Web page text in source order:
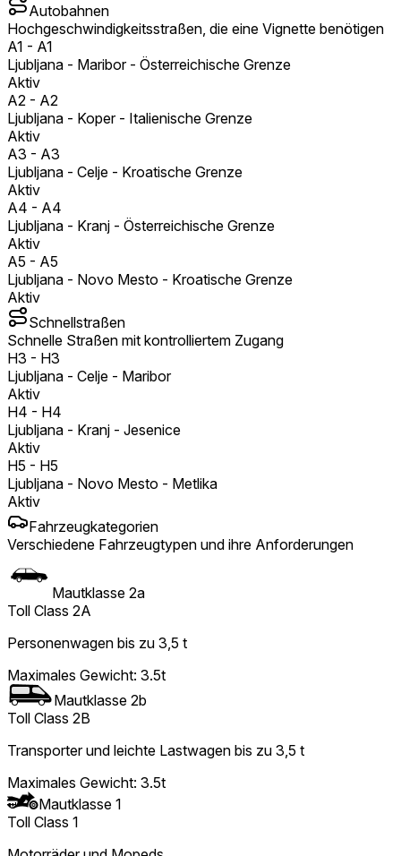
Autobahnen
Hochgeschwindigkeitsstraßen, die eine Vignette benötigen
A1 - A1
Ljubljana - Maribor - Österreichische Grenze
Aktiv
A2 - A2
Ljubljana - Koper - Italienische Grenze
Aktiv
A3 - A3
Ljubljana - Celje - Kroatische Grenze
Aktiv
A4 - A4
Ljubljana - Kranj - Österreichische Grenze
Aktiv
A5 - A5
Ljubljana - Novo Mesto - Kroatische Grenze
Aktiv
Schnellstraßen
Schnelle Straßen mit kontrolliertem Zugang
H3 - H3
Ljubljana - Celje - Maribor
Aktiv
H4 - H4
Ljubljana - Kranj - Jesenice
Aktiv
H5 - H5
Ljubljana - Novo Mesto - Metlika
Aktiv
Fahrzeugkategorien
Verschiedene Fahrzeugtypen und ihre Anforderungen
Mautklasse 2a
Toll Class 2A
Personenwagen bis zu 3,5 t
Maximales Gewicht: 3.5t
Mautklasse 2b
Toll Class 2B
Transporter und leichte Lastwagen bis zu 3,5 t
Maximales Gewicht: 3.5t
Mautklasse 1
Toll Class 1